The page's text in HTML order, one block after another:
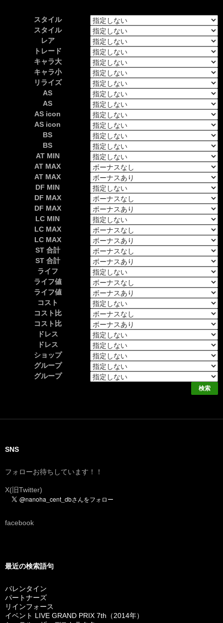
スタイル
スタイル
レア
トレード
キャラ大
キャラ小
リライズ
AS
AS
AS icon
AS icon
BS
BS
AT MIN
AT MAX
AT MAX
DF MIN
DF MAX
DF MAX
LC MIN
LC MAX
LC MAX
ST 合計
ST 合計
ライフ
ライフ値
ライフ値
コスト
コスト比
コスト比
ドレス
ドレス
ショップ
グループ
グループ
SNS
フォローお待ちしています！！
X(旧Twitter)
facebook
最近の検索語句
バレンタイン
パートナーズ
リインフォース
イベント LIVE GRAND PRIX 7th（2014年）